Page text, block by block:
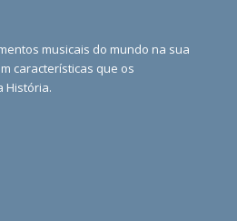
musicais do mundo na sua
características que os
História.